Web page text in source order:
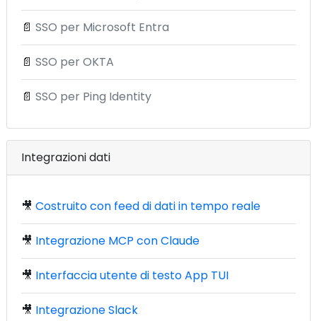
📄 SSO per Microsoft Entra
📄 SSO per OKTA
📄 SSO per Ping Identity
Integrazioni dati
🎥 Costruito con feed di dati in tempo reale
🎥 Integrazione MCP con Claude
🎥 Interfaccia utente di testo App TUI
🎥 Integrazione Slack